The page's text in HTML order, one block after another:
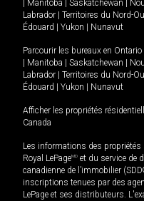
Manitoba Saskatchewan
Labrador
Territoires du Nord-
Édouard
Yukon Nunavut
Parcourir les bureaux en Ontario
Manitoba Saskatchewan
Labrador
Territoires du Nord-
Édouard
Yukon Nunavut
Afficher les propriétés
Canada
Les informations des
Royal LePageMD et du service de
canadienne de l’immobilier
inscriptions tenues par des
LePage et ses distributeurs.